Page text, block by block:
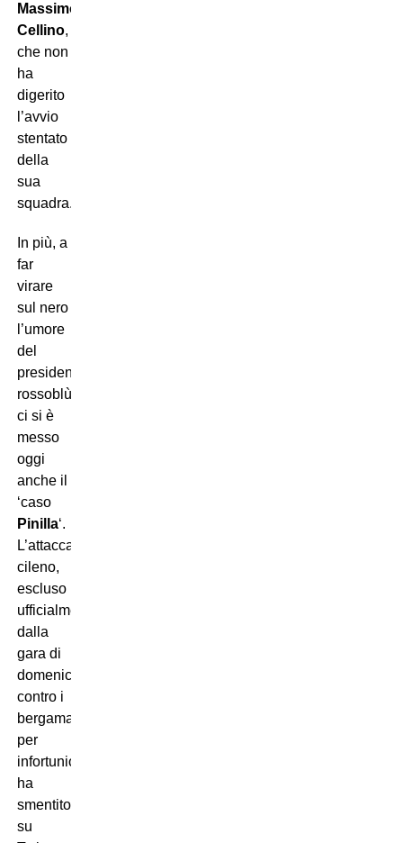
Massimo
Cellino,
che non
ha
digerito
l’avvio
stentato
della
sua
squadra.
In più, a
far
virare
sul nero
l’umore
del
presidente
rossoblù,
ci si è
messo
oggi
anche il
‘caso
Pinilla‘.
L’attaccante
cileno,
escluso
ufficialmente
dalla
gara di
domenica
contro i
bergamaschi
per
infortunio,
ha
smentito
su